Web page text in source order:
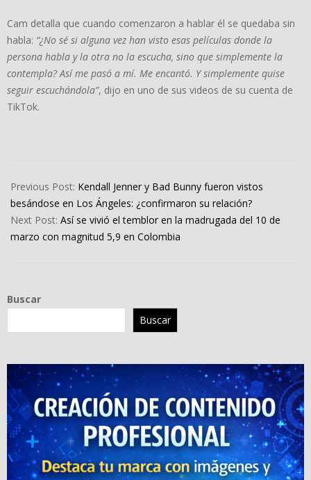
Cam detalla que cuando comenzaron a hablar él se quedaba sin
habla: “¿No sé si alguna vez han visto esas películas donde la
persona habla y la otra no la escucha, sino que simplemente la
contempla? Así me pasó a mí. Me encantó. Y simplemente quise
seguir escuchándola”, dijo en uno de sus videos de su cuenta de
TikTok.
03-
09
Previous Post: Kendall Jenner y Bad Bunny fueron vistos
besándose en Los Ángeles: ¿confirmaron su relación?
Next Post: Así se vivió el temblor en la madrugada del 10 de
marzo con magnitud 5,9 en Colombia
Buscar
Buscar